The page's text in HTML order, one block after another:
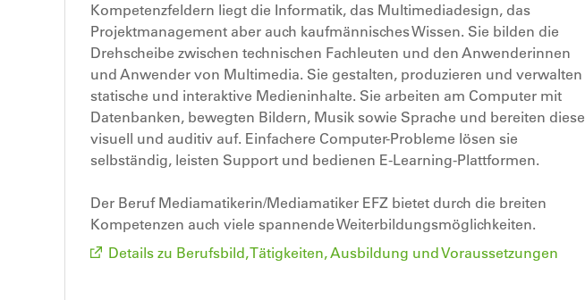
Kompetenzfeldern liegt die Informatik, das Multimediadesign, das
Projektmanagement aber auch kaufmännisches Wissen. Sie bilden die
Drehscheibe zwischen technischen Fachleuten und den Anwenderinnen
und Anwender von Multimedia. Sie gestalten, produzieren und verwalten
statische und interaktive Medieninhalte. Sie arbeiten am Computer mit
Datenbanken, bewegten Bildern, Musik sowie Sprache und bereiten diese
visuell und auditiv auf. Einfachere Computer-Probleme lösen sie
selbständig, leisten Support und bedienen E-Learning-Plattformen.
Der Beruf Mediamatikerin/Mediamatiker EFZ bietet durch die breiten
Kompetenzen auch viele spannende Weiterbildungsmöglichkeiten.
Details zu Berufsbild, Tätigkeiten, Ausbildung und Voraussetzungen